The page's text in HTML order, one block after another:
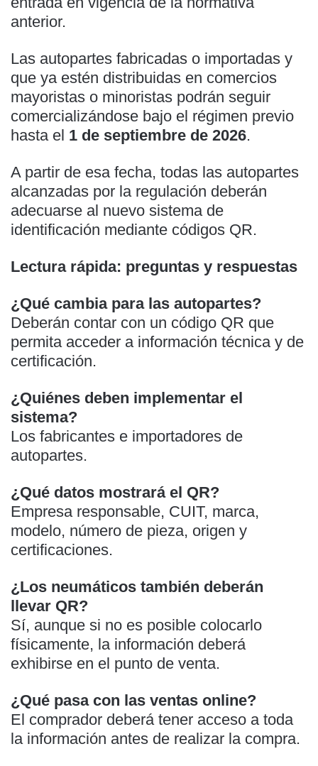
anterior.
Las autopartes fabricadas o importadas y
que ya estén distribuidas en comercios
mayoristas o minoristas podrán seguir
comercializándose bajo el régimen previo
hasta el 1 de septiembre de 2026.
A partir de esa fecha, todas las autopartes
alcanzadas por la regulación deberán
adecuarse al nuevo sistema de
identificación mediante códigos QR.
Lectura rápida: preguntas y respuestas
¿Qué cambia para las autopartes?
Deberán contar con un código QR que
permita acceder a información técnica y de
certificación.
¿Quiénes deben implementar el
sistema?
Los fabricantes e importadores de
autopartes.
¿Qué datos mostrará el QR?
Empresa responsable, CUIT, marca,
modelo, número de pieza, origen y
certificaciones.
¿Los neumáticos también deberán
llevar QR?
Sí, aunque si no es posible colocarlo
físicamente, la información deberá
exhibirse en el punto de venta.
¿Qué pasa con las ventas online?
El comprador deberá tener acceso a toda
la información antes de realizar la compra.